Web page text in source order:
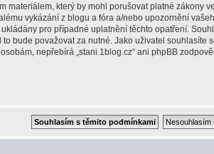
materiálem, který by mohl porušovat platné zákony
vykázání z blogu a fóra a/nebo upozornění
pro případné uplatnění těchto opatření.
bude považovat za nutné. Jako uživatel souhlasíte
nepřebírá „stani.1blog.cz“ ani phpBB